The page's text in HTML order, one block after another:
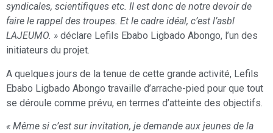
syndicales, scientifiques etc. Il est donc de notre devoir de
faire le rappel des troupes. Et le cadre idéal, c’est l’asbl
LAJEUMO. » déclare Lefils Ebabo Ligbado Abongo, l’un des
initiateurs du projet.
A quelques jours de la tenue de cette grande activité, Lefils
Ebabo Ligbado Abongo travaille d’arrache-pied pour que tout
se déroule comme prévu, en termes d’atteinte des objectifs.
« Même si c’est sur invitation, je demande aux jeunes de la